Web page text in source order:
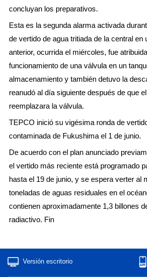
concluyan los preparativos.
Esta es la segunda alarma activada
de vertido de agua tritiada de la central en
anterior, ocurrida el miércoles, fue
funcionamiento de una válvula en un
almacenamiento y también detuvo la
reanudó al día siguiente después de que
reemplazara la válvula.
TEPCO inició su vigésima ronda de
contaminada de Fukushima el 1 de junio.
De acuerdo con el plan anunciado
el vertido más reciente está programado
hasta el 19 de junio, y se espera verter al
toneladas de aguas residuales en el
contienen aproximadamente 1,3 billones
radiactivo. Fin
Versión escritorio